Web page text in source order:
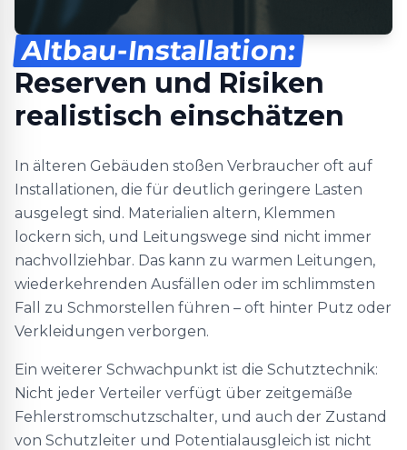
Altbau-Installation:
Reserven und Risiken
realistisch einschätzen
In älteren Gebäuden stoßen Verbraucher oft auf
Installationen, die für deutlich geringere Lasten
ausgelegt sind. Materialien altern, Klemmen
lockern sich, und Leitungswege sind nicht immer
nachvollziehbar. Das kann zu warmen Leitungen,
wiederkehrenden Ausfällen oder im schlimmsten
Fall zu Schmorstellen führen – oft hinter Putz oder
Verkleidungen verborgen.
Ein weiterer Schwachpunkt ist die Schutztechnik:
Nicht jeder Verteiler verfügt über zeitgemäße
Fehlerstromschutzschalter, und auch der Zustand
von Schutzleiter und Potentialausgleich ist nicht